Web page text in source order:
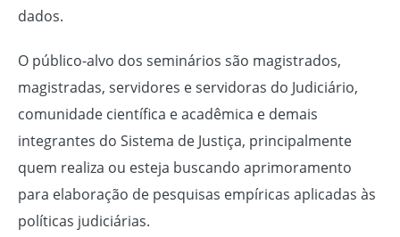
dados.
O público-alvo dos seminários são magistrados,
magistradas, servidores e servidoras do Judiciário,
comunidade científica e acadêmica e demais
integrantes do Sistema de Justiça, principalmente
quem realiza ou esteja buscando aprimoramento
para elaboração de pesquisas empíricas aplicadas às
políticas judiciárias.